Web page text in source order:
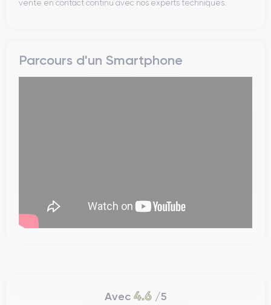
vente en contact continu avec nos experts techniques.
Parcours d'un Smartphone
Avec 4.6/5